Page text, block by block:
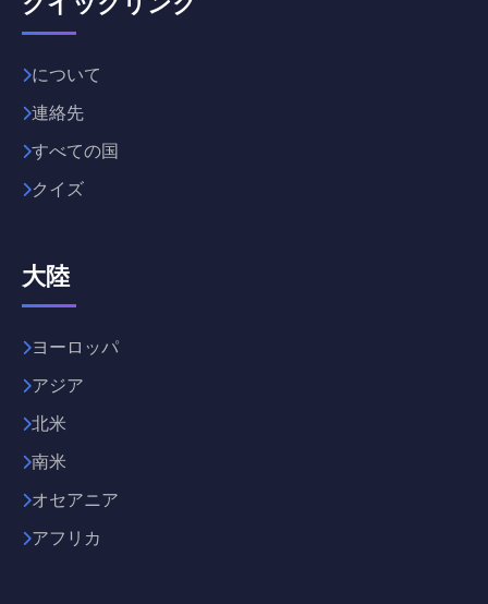
について
連絡先
すべての国
クイズ
大陸
ヨーロッパ
アジア
北米
南米
オセアニア
アフリカ